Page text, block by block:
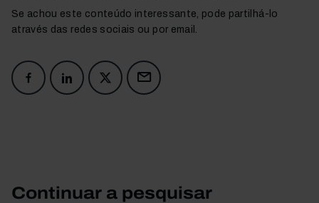
Se achou este conteúdo interessante, pode partilhá-lo
através das redes sociais ou por email.
Continuar a pesquisar